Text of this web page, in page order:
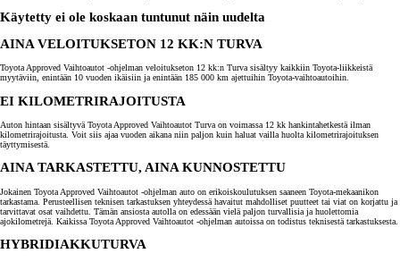
Käytetty ei ole koskaan tuntunut näin uudelta
AINA VELOITUKSETON 12 KK:N TURVA
Toyota Approved Vaihtoautot -ohjelman veloitukseton 12 kk:n Turva sisältyy kaikkiin Toyota-liikkeistä
myytäviin, enintään 10 vuoden ikäisiin ja enintään 185 000 km ajettuihin Toyota-vaihtoautoihin.
EI KILOMETRIRAJOITUSTA
Auton hintaan sisältyvä Toyota Approved Vaihtoautot Turva on voimassa 12 kk hankintahetkestä ilman
kilometrirajoitusta. Voit siis ajaa vuoden aikana niin paljon kuin haluat vailla huolta kilometrirajoituksen
täyttymisestä.
AINA TARKASTETTU, AINA KUNNOSTETTU
Jokainen Toyota Approved Vaihtoautot -ohjelman auto on erikoiskoulutuksen saaneen Toyota-mekaanikon
tarkastama. Perusteellisen teknisen tarkastuksen yhteydessä havaitut mahdolliset puutteet tai viat on korjattu ja
tarvittavat osat vaihdettu. Tämän ansiosta autolla on edessään vielä paljon turvallisia ja huolettomia
ajokilometrejä. Kaikissa Toyota Approved Vaihtoautot -ohjelman autoissa on todistus teknisestä tarkastuksesta.
HYBRIDIAKKUTURVA